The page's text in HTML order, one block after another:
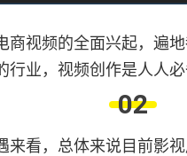
商视频的全面兴起，遍
业，视频创作是人人必
02
来看，总体来说目前影